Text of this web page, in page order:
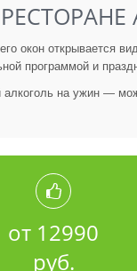
окон открывается
программой и
алкоголь на ужин —
от 12990
руб.